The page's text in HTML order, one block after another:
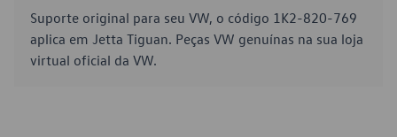
Suporte original para seu VW, o código 1K2-820-769
aplica em Jetta Tiguan. Peças VW genuínas na sua loja
virtual oficial da VW.